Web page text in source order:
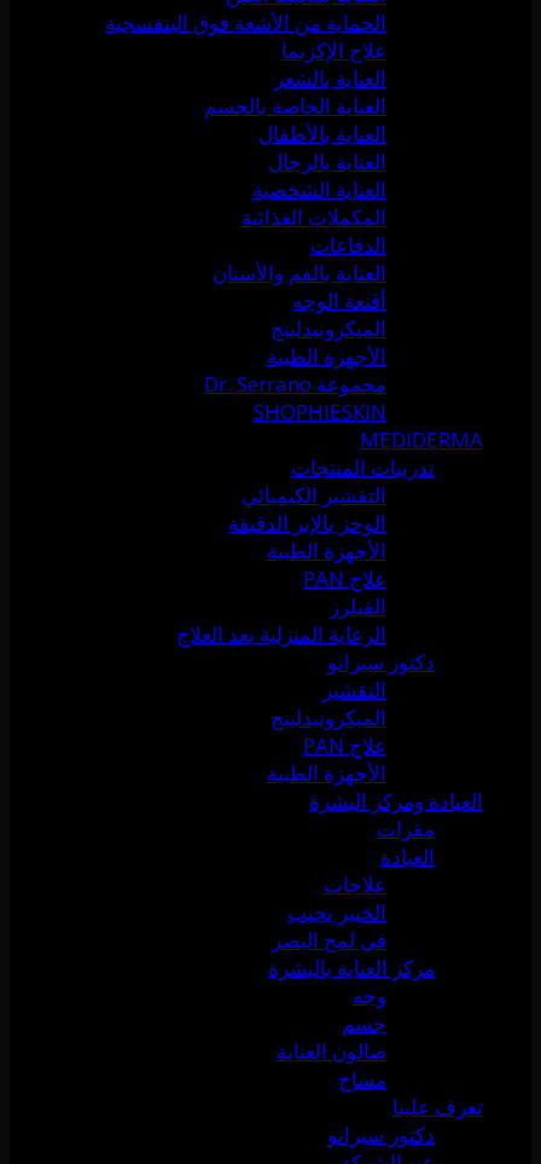
الحماية من الأشعة فوق البنفسجية
علاج الإكزيما
العناية بالشعر
العناية الخاصة بالجسم
العناية بالأطفال
العناية بالرجال
العناية الشخصية
المكملات الغذائية
الدفاعات
العناية بالفم والأسنان
أقنعة الوجه
الميكرونيدلينج
الأجهزة الطبية
مجموعة Dr. Serrano
SHOPHIESKIN
MEDIDERMA
تدريبات المنتجات
التقشير الكيميائي
الوخز بالإبر الدقيقة
الأجهزة الطبية
علاج PAN
الفيلرز
الرعاية المنزلية بعد العلاج
دكتور سيرانو
التقشير
الميكرونيدلينج
علاج PAN
الأجهزة الطبية
العيادة ومركز البشرة
مقرات
العيادة
علاجات
الخبير يجيب
في لمح البصر
مركز العناية بالبشرة
وجه
جسم
صالون العناية
مساج
تعرف علينا
دكتور سيرانو